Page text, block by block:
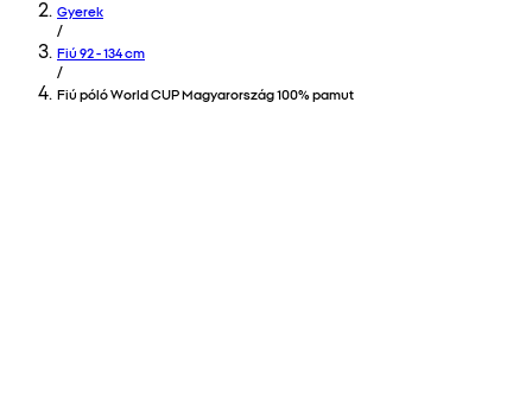
Gyerek
/
Fiú 92 - 134 cm
/
Fiú póló World CUP Magyarország 100% pamut